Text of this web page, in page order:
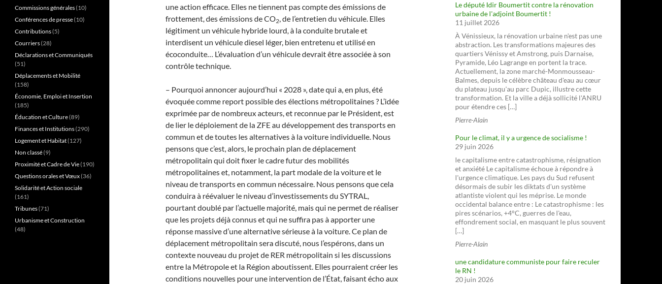
une action efficace. Elles ne tiennent pas compte des émissions de
frottement, des émissions de CO2, de l’entretien du véhicule. Elles
légitiment un véhicule hybride lourd, à la conduite brutale et
interdisent un véhicule diesel léger, bien entretenu et utilisé en
écoconduite… L’évaluation d’un véhicule devrait être associée à son
contrôle technique.
– Pourquoi annoncer aujourd’hui « 2028 », date qui a, en plus, été
évoquée comme report possible des élections métropolitaines ? L’idée
exprimée par de nombreux acteurs, et reconnue par le Président, est
de lier le déploiement de la ZFE au développement des transports en
commun et de toutes les alternatives à la voiture individuelle. Nous
pensons que c’est, alors, le prochain plan de déplacement
métropolitain qui doit fixer le cadre futur des mobilités
métropolitaines et, notamment, la part modale de la voiture et le
niveau de transports en commun nécessaire. Nous pensons que cela
conduira à réévaluer le niveau d’investissements du SYTRAL,
pourtant doublé par l’actuelle majorité, mais qui ne permet de réaliser
que les projets déjà connus et qui ne suffira pas à apporter une
réponse massive d’une alternative sérieuse à la voiture. Ce plan de
déplacement métropolitain sera discuté, nous l’espérons, dans un
contexte nouveau du projet de RER métropolitain si les discussions
entre la Métropole et la Région aboutissent. Elles pourraient créer les
conditions nouvelles pour une intervention de l’État, faisant écho aux
Le député Idir Boumertit contre la rénovation
urbaine de l'adjoint Boumertit !
11 juillet 2026
À Vénissieux, la rénovation urbaine n'est pas une
abstraction. Les transformations majeures des
quartiers Vénissy et Amstrong, puis Darnaise,
Pyramide, Léo Lagrange en portent la trace.
Actuellement, la zone marché-Monmousseau-
Balmes, depuis le célèbre château d'eau au cœur
du plateau jusqu'au parc Dupic, illustre cette
transformation. Et la ville a déjà sollicité l'ANRU
pour étendre ces […]
Pierre-Alain
Pour le climat, il y a urgence de socialisme !
29 juin 2026
le capitalisme entre catastrophisme, résignation
et anxiété Le capitalisme échoue à répondre à
l'urgence climatique. Les pays du Sud refusent
désormais de subir les diktats d'un système
atlantiste violent qui les méprise. Le monde
occidental balance entre : Le catastrophisme : les
pires scénarios, +4°C, guerres de l'eau,
effondrement social, en masquant le plus souvent
[…]
Pierre-Alain
une candidature communiste pour faire reculer
le RN !
20 juin 2026
Commissions générales(10)
Conférences de presse(10)
Contributions(5)
Courriers(28)
Déclarations et Communiqués
(51)
Déplacements et Mobilité
(158)
Économie, Emploi et Insertion
(185)
Éducation et Culture(89)
Finances et Institutions(290)
Logement et Habitat(127)
Non classé(9)
Proximité et Cadre de Vie(190)
Questions orales et Vœux(36)
Solidarité et Action sociale
(161)
Tribunes(71)
Urbanisme et Construction
(48)